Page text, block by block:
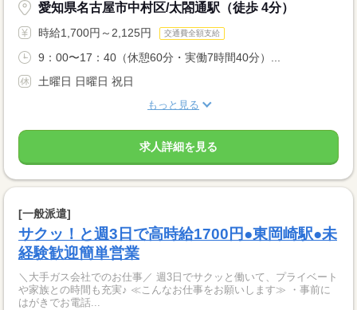
愛知県名古屋市中村区/太閤通駅（徒歩 4分）
時給1,700円～2,125円 交通費全額支給
9：00〜17：40（休憩60分・実働7時間40分）...
土曜日 日曜日 祝日
もっと見る
求人詳細を見る
[一般派遣]
サクッ！と週3日で高時給1700円●東岡崎駅●未
経験歓迎簡単営業
＼大手ガス会社でのお仕事／ 週3日でサクッと働いて、プライベート
や家族との時間も充実♪ ≪こんなお仕事をお願いします≫ ・事前に
はがきでお電話...